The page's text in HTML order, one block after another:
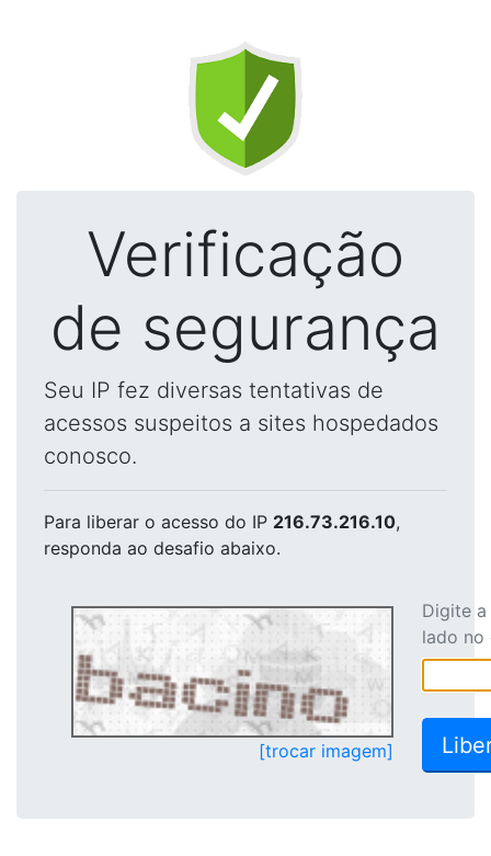
Verificação
de segurança
Seu IP fez diversas tentativas de
acessos suspeitos a sites hospedados
conosco.
Para liberar o acesso do IP 216.73.216.10,
responda ao desafio abaixo.
[trocar imagem]
Digite
lado no